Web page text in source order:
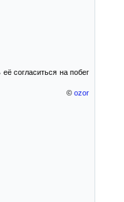
согласиться на побег
© ozor